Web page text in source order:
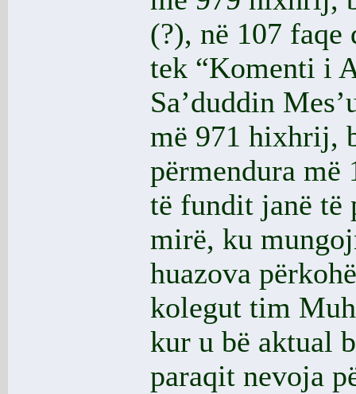
(?), në 107 faqe
tek “Komenti i
Sa’duddin
më 971 hixhrij,
përmendura
të fundit janë të
mirë, ku
huazova
kolegut tim
kur u bë aktual
paraqit nevoja